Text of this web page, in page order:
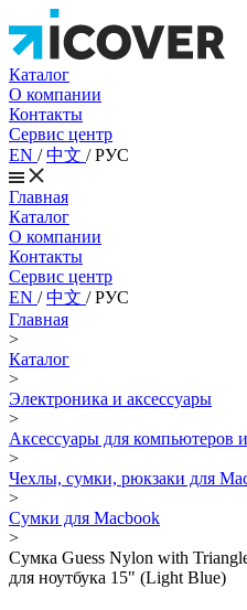
Каталог
О компании
Контакты
Сервис центр
EN /中文 /РУС
Главная
Каталог
О компании
Контакты
Сервис центр
EN /中文 /РУС
Главная
>
Каталог
>
Электроника и аксессуары
>
Аксессуары для компьютеров
>
Чехлы, сумки, рюкзаки для
>
Сумки для Macbook
>
Сумка Guess Nylon with
для ноутбука 15" (Light Blue)